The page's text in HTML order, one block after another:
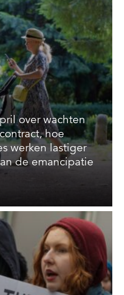
over wachten
hoe
werken lastiger
de emancipatie